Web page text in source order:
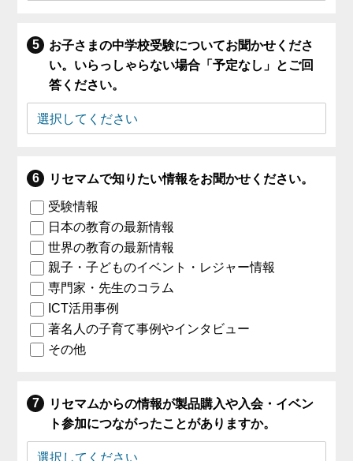
お子さまの中学校受験についてお聞かせくださ
い。いらっしゃらない場合「予定なし」とご回
答ください。
リセマムで知りたい情報をお聞かせください。
受験情報
日本の教育の最新情報
世界の教育の最新情報
親子・子どものイベント・レジャー情報
専門家・先生のコラム
ICT活用事例
著名人の子育て事例やインタビュー
その他
リセマムからの情報が製品購入や入会・イベン
ト参加につながったことがありますか。